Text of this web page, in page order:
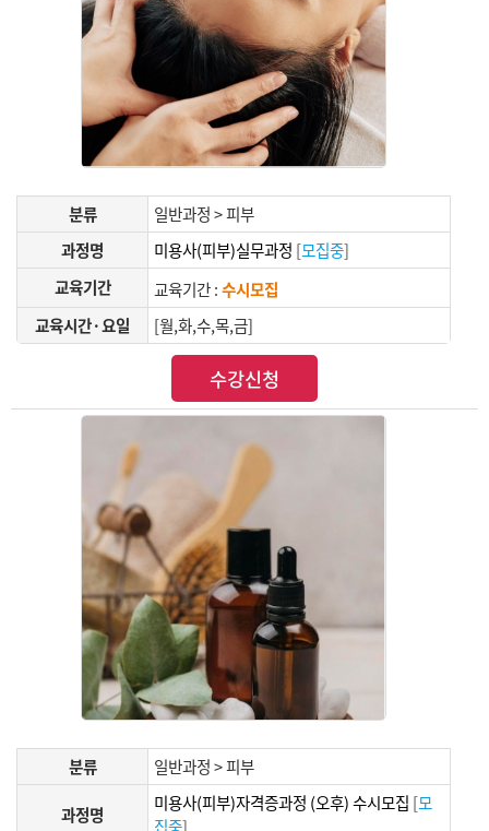
분류
일반과정 > 피부
과정명
미용사(피부)실무과정 [모집중]
교육기간
교육기간 :수시모집
교육시간·요일
[월,화,수,목,금]
수강신청
분류
일반과정 > 피부
과정명
미용사(피부)자격증과정 (오후) 수시모집 [모